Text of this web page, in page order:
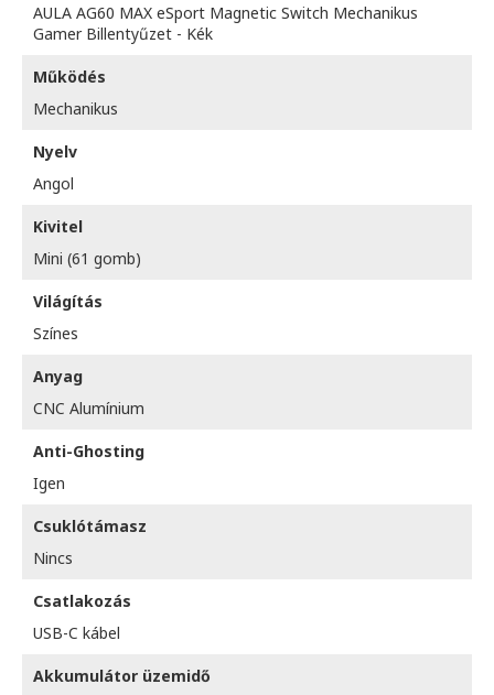
AULA AG60 MAX eSport Magnetic Switch Mechanikus
Gamer Billentyűzet - Kék
Működés
Mechanikus
Nyelv
Angol
Kivitel
Mini (61 gomb)
Világítás
Színes
Anyag
CNC Alumínium
Anti-Ghosting
Igen
Csuklótámasz
Nincs
Csatlakozás
USB-C kábel
Akkumulátor üzemidő